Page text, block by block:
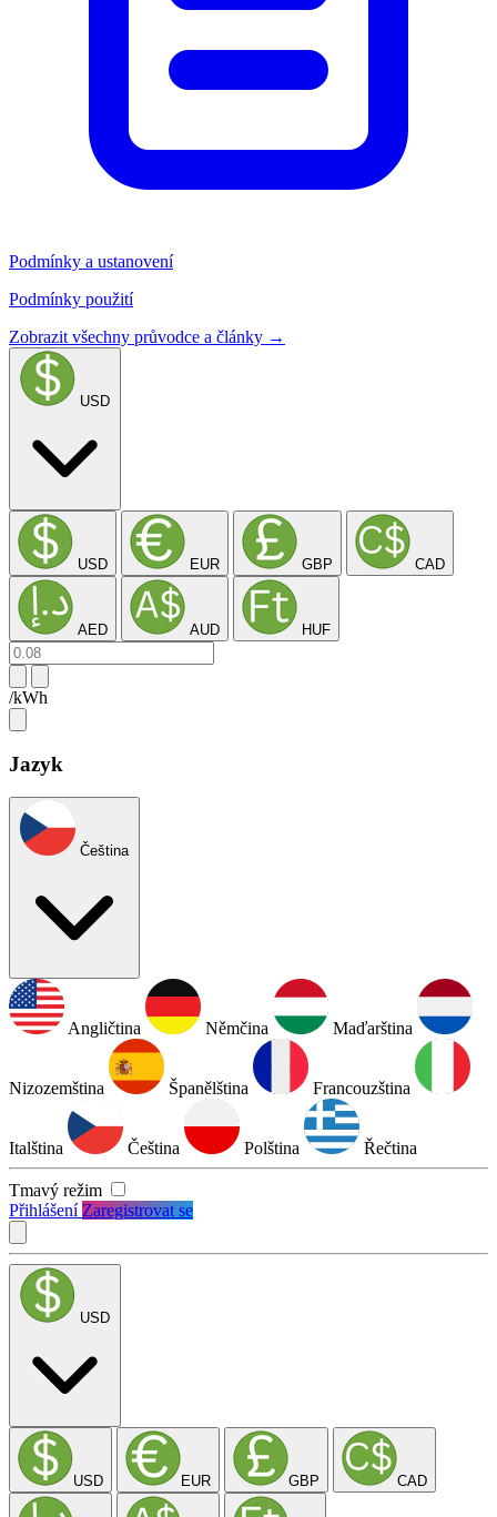
Podmínky a ustanovení
Podmínky použití
Zobrazit všechny průvodce a články →
USD
USD EUR GBP CAD
AED AUD HUF
/kWh
Jazyk
Čeština
Angličtina Němčina Maďarština
Nizozemština Španělština Francouzština
Italština Čeština Polština Řečtina
Tmavý režim
PřihlášeníZaregistrovat se
USD
USD EUR GBP CAD